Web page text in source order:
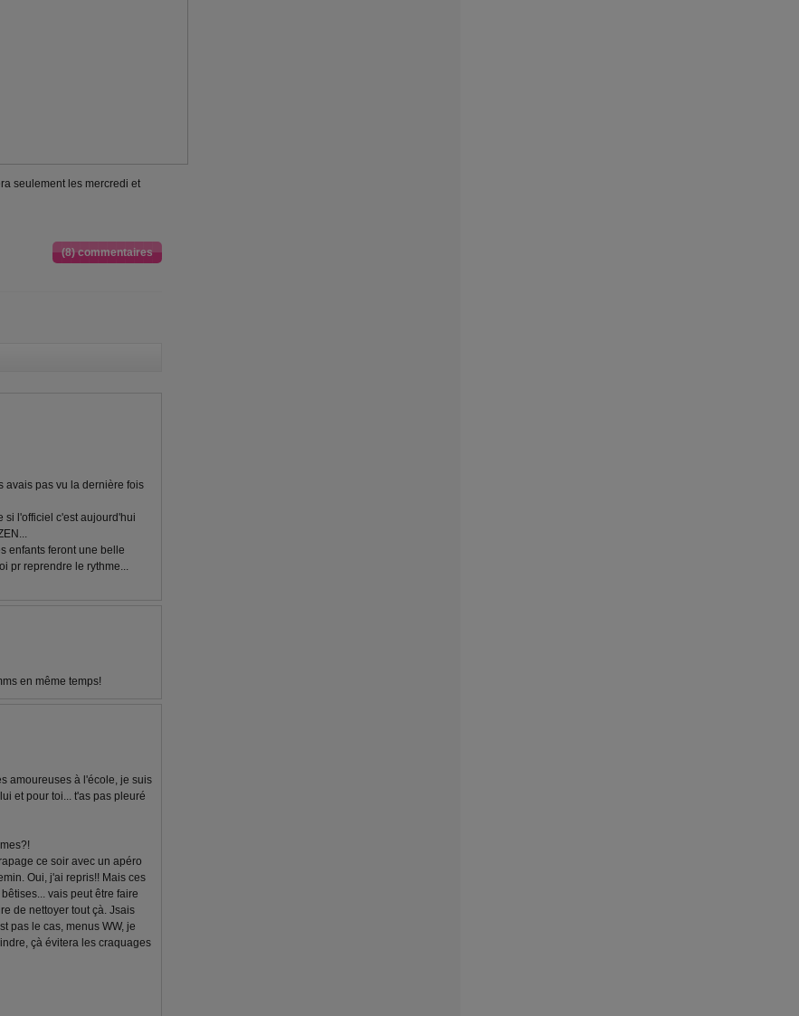
seulement les mercredi et
(8) commentaires
avais pas vu la dernière fois
si l'officiel c'est aujourd'hui
enfants feront une belle
pr reprendre le rythme...
en même temps!
amoureuses à l'école, je suis
et pour toi... t'as pas pleuré
ce soir avec un apéro
Oui, j'ai repris!! Mais ces
vais peut être faire
de nettoyer tout çà. Jsais
pas le cas, menus WW, je
çà évitera les craquages